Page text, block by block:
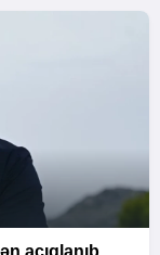
açıqlanıb